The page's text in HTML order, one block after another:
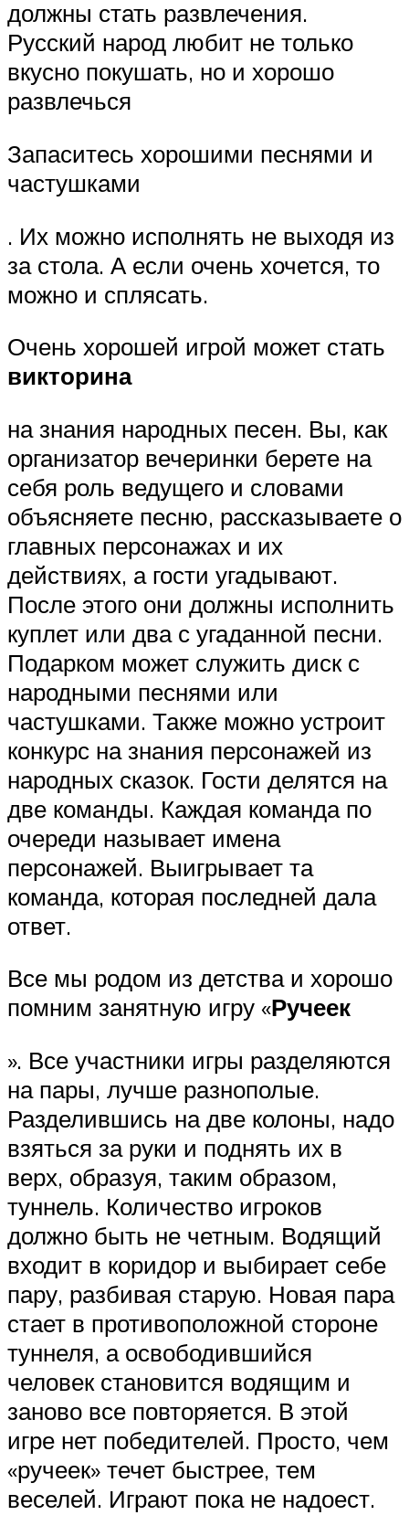
должны стать развлечения.
Русский народ любит не только
вкусно покушать, но и хорошо
развлечься
Запаситесь хорошими песнями и
частушками
. Их можно исполнять не выходя из
за стола. А если очень хочется, то
можно и сплясать.
Очень хорошей игрой может стать
викторина
на знания народных песен. Вы, как
организатор вечеринки берете на
себя роль ведущего и словами
объясняете песню, рассказываете о
главных персонажах и их
действиях, а гости угадывают.
После этого они должны исполнить
куплет или два с угаданной песни.
Подарком может служить диск с
народными песнями или
частушками. Также можно устроит
конкурс на знания персонажей из
народных сказок. Гости делятся на
две команды. Каждая команда по
очереди называет имена
персонажей. Выигрывает та
команда, которая последней дала
ответ.
Все мы родом из детства и хорошо
помним занятную игру «Ручеек
». Все участники игры разделяются
на пары, лучше разнополые.
Разделившись на две колоны, надо
взяться за руки и поднять их в
верх, образуя, таким образом,
туннель. Количество игроков
должно быть не четным. Водящий
входит в коридор и выбирает себе
пару, разбивая старую. Новая пара
стает в противоположной стороне
туннеля, а освободившийся
человек становится водящим и
заново все повторяется. В этой
игре нет победителей. Просто, чем
«ручеек» течет быстрее, тем
веселей. Играют пока не надоест.